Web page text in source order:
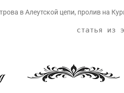
в Алеутской цепи, пролив на
статья из